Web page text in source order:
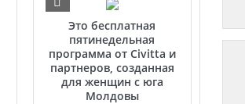
Это бесплатная
пятинедельная
программа от Civitta и
партнеров, созданная
для женщин с юга
Молдовы